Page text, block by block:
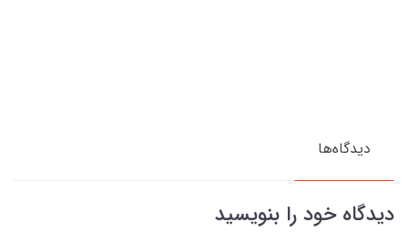
دیدگاه‌ها
دیدگاه خود را بنویسید